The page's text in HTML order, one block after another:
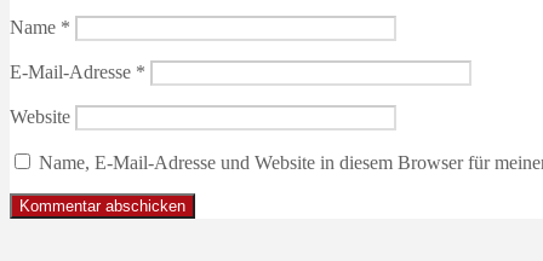
Name *
E-Mail-Adresse *
Website
Name, E-Mail-Adresse und Website in diesem Browser für